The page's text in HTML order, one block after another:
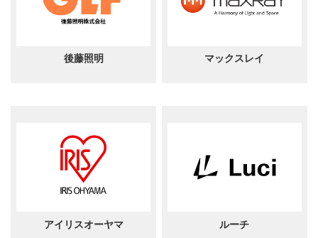
後藤照明 マックスレイ
アイリスオーヤマ ルーチ